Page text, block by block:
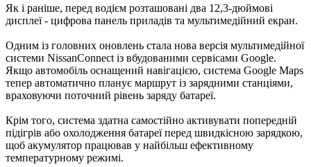
Як і раніше, перед водієм розташовані два 12,3-дюймові
дисплеї - цифрова панель приладів та мультимедійний екран.
Одним із головних оновлень стала нова версія мультимедійної
системи NissanConnect із вбудованими сервісами Google.
Якщо автомобіль оснащений навігацією, система Google Maps
тепер автоматично планує маршрут із зарядними станціями,
враховуючи поточний рівень заряду батареї.
Крім того, система здатна самостійно активувати попередній
підігрів або охолодження батареї перед швидкісною зарядкою,
щоб акумулятор працював у найбільш ефективному
температурному режимі.